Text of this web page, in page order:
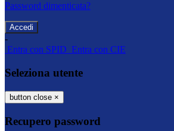
Password dimenticata?
-
Entra con SPID Entra con CIE
Seleziona utente
button close ×
Recupero password